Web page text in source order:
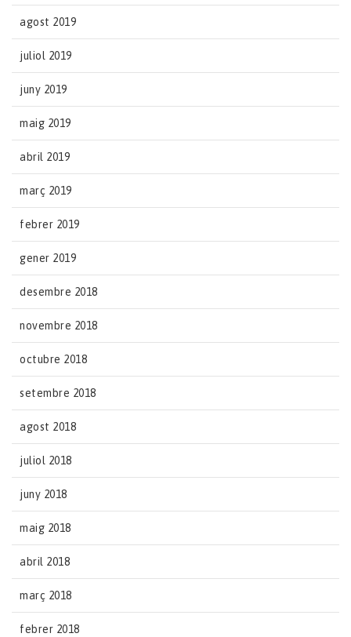
agost 2019
juliol 2019
juny 2019
maig 2019
abril 2019
març 2019
febrer 2019
gener 2019
desembre 2018
novembre 2018
octubre 2018
setembre 2018
agost 2018
juliol 2018
juny 2018
maig 2018
abril 2018
març 2018
febrer 2018